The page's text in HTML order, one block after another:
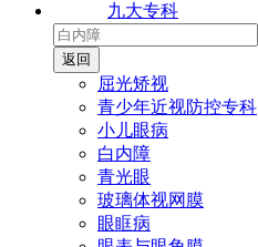
九大专科
屈光矫视
青少年近视防控专科
小儿眼病
白内障
青光眼
玻璃体视网膜
眼眶病